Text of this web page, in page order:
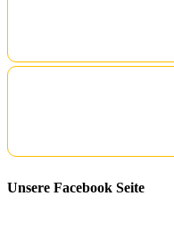
Unsere Facebook Seite